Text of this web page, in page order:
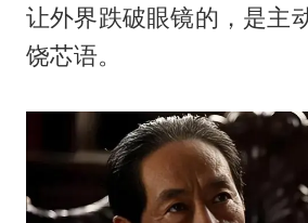
让外界跌破眼镜的，是主
饶芯语。